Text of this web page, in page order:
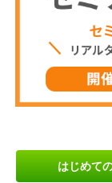
はじめて